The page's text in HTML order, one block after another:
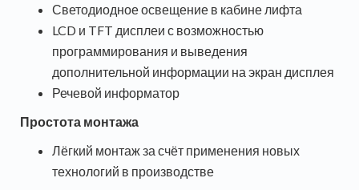
Светодиодное освещение в кабине лифта
LCD и TFT дисплеи с возможностью
программирования и выведения
дополнительной информации на экран дисплея
Речевой информатор
Простота монтажа
Лёгкий монтаж за счёт применения новых
технологий в производстве